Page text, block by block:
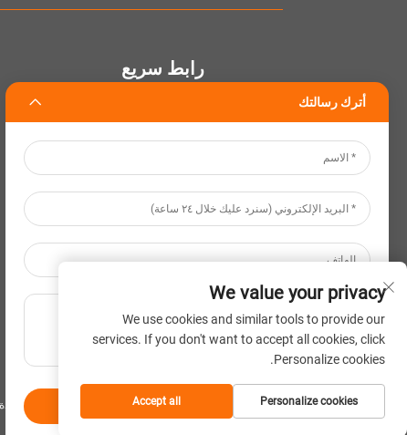
رابط سريع
الصفحة الرئيسية
المنتجات
اتصل بنا
حقوق الطبع والنشر © شركة كوانتشو تيانكين للحقائب
انقر لأعلى
أترك رسالتك
We value your privacy
We use cookies and similar tools to provide our
services. If you don't want to accept all cookies, click
Personalize cookies.
Personalize cookies
Accept all